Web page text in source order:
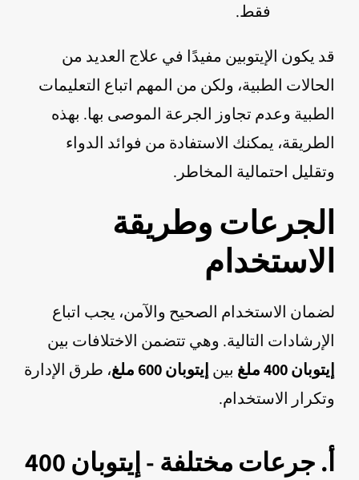
فقط.
قد يكون الإيتوبين مفيدًا في علاج العديد من
الحالات الطبية، ولكن من المهم اتباع التعليمات
الطبية وعدم تجاوز الجرعة الموصى بها. بهذه
الطريقة، يمكنك الاستفادة من فوائد الدواء
وتقليل احتمالية المخاطر.
الجرعات وطريقة
الاستخدام
لضمان الاستخدام الصحيح والآمن، يجب اتباع
الإرشادات التالية. وهي تتضمن الاختلافات بين
إيتوبان 400 ملغ
بين إيتوبان 600 ملغ
، طرق الإدارة
وتكرار الاستخدام.
أ. جرعات مختلفة - إيتوبان 400